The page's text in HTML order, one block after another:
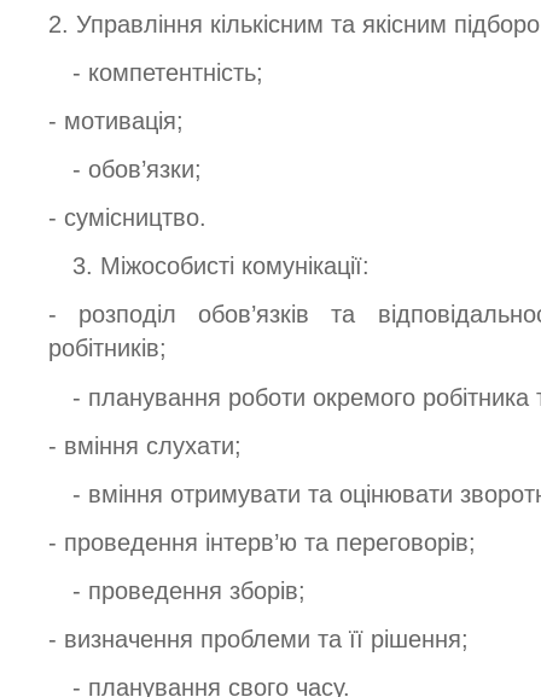
2. Управління кількісним та якісним
- компетентність;
- мотивація;
- обов’язки;
- сумісництво.
3. Міжособисті комунікації:
- розподіл обов’язків та
робітників;
- планування роботи окремого робітника
- вміння слухати;
- вміння отримувати та оцінювати
- проведення інтерв’ю та переговорів;
- проведення зборів;
- визначення проблеми та її рішення;
- планування свого часу.